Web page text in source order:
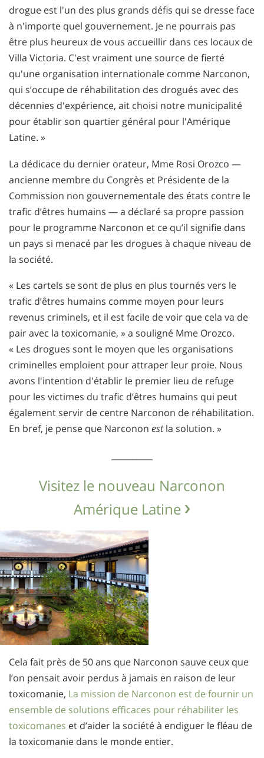
drogue est l'un des plus grands défis qui se dresse face
à n'importe quel gouvernement. Je ne pourrais pas
être plus heureux de vous accueillir dans ces locaux de
Villa Victoria. C'est vraiment une source de fierté
qu'une organisation internationale comme Narconon,
qui s’occupe de réhabilitation des drogués avec des
décennies d'expérience, ait choisi notre municipalité
pour établir son quartier général pour l'Amérique
Latine. »
La dédicace du dernier orateur, Mme Rosi Orozco —
ancienne membre du Congrès et Présidente de la
Commission non gouvernementale des états contre le
trafic d’êtres humains — a déclaré sa propre passion
pour le programme Narconon et ce qu’il signifie dans
un pays si menacé par les drogues à chaque niveau de
la société.
« Les cartels se sont de plus en plus tournés vers le
trafic d’êtres humains comme moyen pour leurs
revenus criminels, et il est facile de voir que cela va de
pair avec la toxicomanie, » a souligné Mme Orozco.
« Les drogues sont le moyen que les organisations
criminelles emploient pour attraper leur proie. Nous
avons l'intention d'établir le premier lieu de refuge
pour les victimes du trafic d’êtres humains qui peut
également servir de centre Narconon de réhabilitation.
En bref, je pense que Narconon estla solution. »
Visitez le nouveau Narconon
Amérique Latine
Cela fait près de 50 ans que Narconon sauve ceux que
l’on pensait avoir perdus à jamais en raison de leur
toxicomanie, La mission de Narconon est de fournir un
ensemble de solutions efficaces pour réhabiliter les
toxicomanes et d’aider la société à endiguer le fléau de
la toxicomanie dans le monde entier.